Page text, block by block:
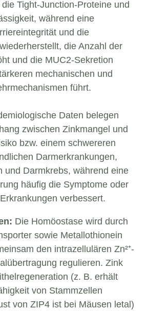
Tight-Junction-Proteine ​​und
während eine
und die
die Anzahl der
und die MUC2-Sekretion
mechanischen und
führt.
Daten belegen
zwischen Zinkmangel und
bzw. einem schwereren
Darmerkrankungen,
und Darmkrebs, während eine
häufig die Symptome oder
verbessert.
Die Homöostase wird durch
sowie Metallothionein
den intrazellulären Zn²⁺-
regulieren. Zink
(z. B. erhält
von Stammzellen
von ZIP4 ist bei Mäusen letal)